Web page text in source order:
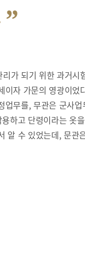
”
가 되기 위한 과거시
이자 가문의 영광이었
무를, 무관은 군사
하고 단령이라는 옷
알 수 있었는데, 문관